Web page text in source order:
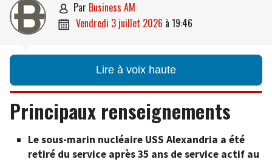
 par Business AM
 vendredi 3 juillet 2026 à 19:46
Lire à voix haute
Principaux renseignements
Le sous-marin nucléaire USS Alexandria a été
retiré du service après 35 ans de service actif au